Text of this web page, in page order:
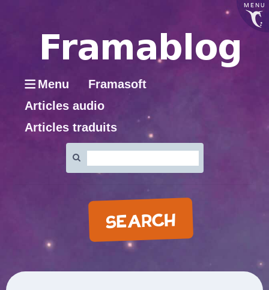
MENU
Menu
Framasoft
Articles audio
Articles traduits
:
SEARCH